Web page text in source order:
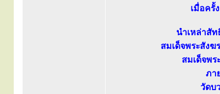
เมื่อครั้
นำเหล่าสัท
สมเด็จพระสัง
สมเด็จพ
ภา
วัดบ